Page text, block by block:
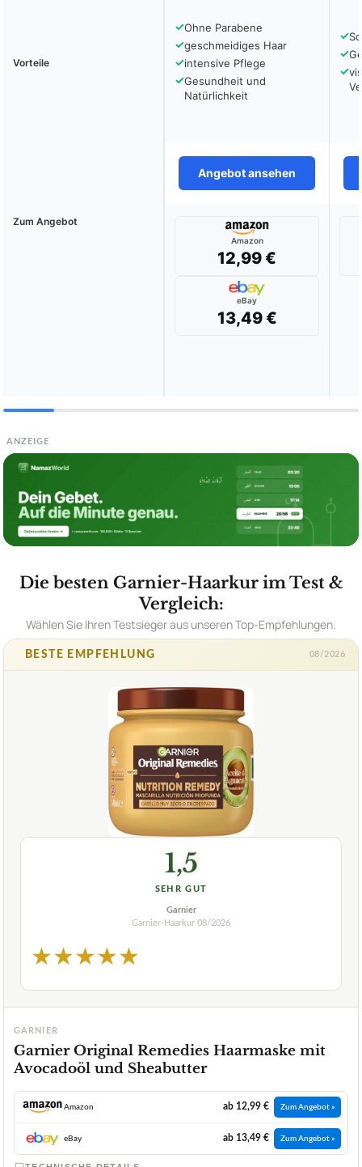
Vorteile
✓Ohne Parabene
✓geschmeidiges Haar
✓intensive Pflege
✓Gesundheit und
Natürlichkeit
✓
✓
✓
Angebot ansehen
Zum Angebot
Amazon
12,99 €
eBay
13,49 €
ANZEIGE
Die besten Garnier-Haarkur im Test &
Vergleich:
Wählen Sie Ihren Testsieger aus unseren Top-Empfehlungen.
BESTE EMPFEHLUNG 08/2026
1,5
SEHR GUT
Garnier
Garnier-Haarkur 08/2026
★★★★★
GARNIER
Garnier Original Remedies Haarmaske mit
Avocadoöl und Sheabutter
Amazon ab 12,99 € Zum Angebot »
eBay ab 13,49 € Zum Angebot »